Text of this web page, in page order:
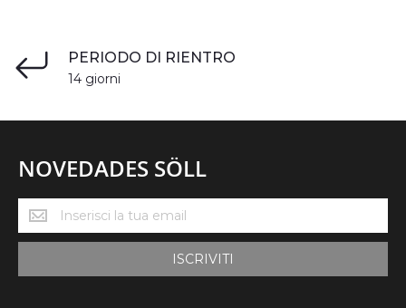
PERIODO DI RIENTRO
14 giorni
NOVEDADES SÖLL
Novedades
Söll
ISCRIVITI